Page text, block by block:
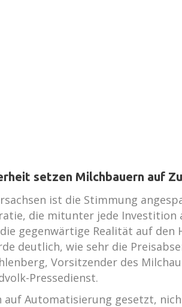
setzen Milchbauern auf
ist die Stimmung
die mitunter jede
gegenwärtige Realität auf
deutlich, wie sehr die
Vorsitzender des
Pressedienst.
auf Automatisierung gesetzt,